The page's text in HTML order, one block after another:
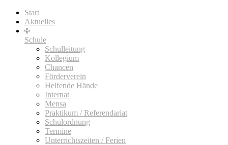
Start
Aktuelles
Schule
Schulleitung
Kollegium
Chancen
Förderverein
Helfende Hände
Internat
Mensa
Praktikum / Referendariat
Schulordnung
Termine
Unterrichtszeiten / Ferien